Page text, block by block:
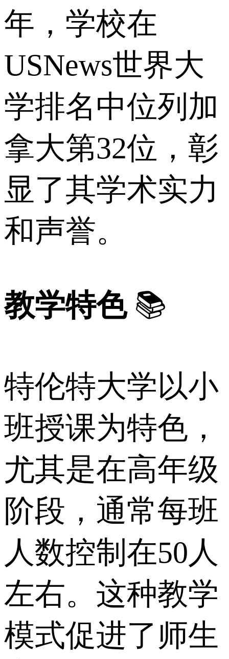
年，学校在
USNews世界大
学排名中位列加
拿大第32位，彰
显了其学术实力
和声誉。
教学特色📚
特伦特大学以小
班授课为特色，
尤其是在高年级
阶段，通常每班
人数控制在50人
左右。这种教学
模式促进了师生